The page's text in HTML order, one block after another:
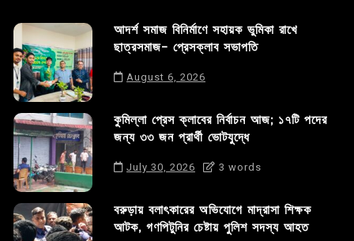
আদর্শ সমাজ বিনির্মাণে সহায়ক ভুমিকা রাখে
ছাত্রসমাজ- প্রেসক্লাব সভাপতি
August 6, 2026
কুমিল্লা প্রেস ক্লাবের নির্বাচন আজ; ১৭টি পদের
জন্য ৩৩ জন প্রার্থী ভোটযুদ্ধে
July 30, 2026 3 words
বরুড়ায় বলাৎকারের অভিযোগে মাদ্রাসা শিক্ষক
আটক, গণপিটুনির চেষ্টায় পুলিশ সদস্য আহত